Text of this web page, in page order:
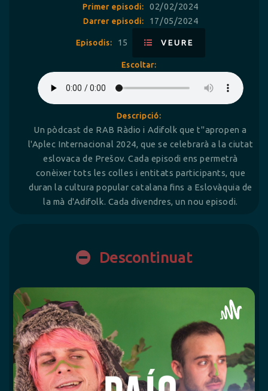
Primer episodi: 02/02/2024
Darrer episodi: 17/05/2024
Episodis: 15 VEURE
Escoltar:
Descripció:
Un pòdcast de RAB Ràdio i Adifolk que t''apropen a
l'Aplec Internacional 2024, que se celebrarà a la ciutat
eslovaca de Prešov. Cada episodi ens permetrà
conèixer tots les colles i entitats participants, que
duran la cultura popular catalana fins a Eslovàquia de
la mà d'Adifolk. Cada divendres, un nou episodi.
Descontinuat